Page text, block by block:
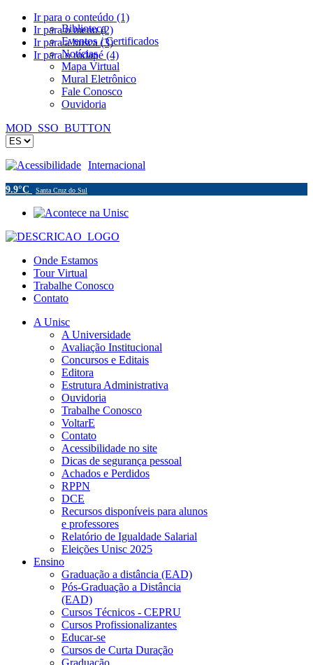
Ir para o conteúdo (1)
Ir para o menu (2)
Ir para a busca (3)
Ir para o rodapé (4)
Biblioteca
Eventos / Certificados
Notícias
Mapa Virtual
Mural Eletrônico
Fale Conosco
Ouvidoria
MOD_SSO_BUTTON
Acessibilidade Internacional
9.9°C Santa Cruz do Sul
Onde Estamos
Tour Virtual
Trabalhe Conosco
Contato
A Unisc
A Universidade
Avaliação Institucional
Concursos e Editais
Editora
Estrutura Administrativa
Ouvidoria
Trabalhe Conosco
VoltarE
Contato
Acessibilidade no site
Dicas de segurança pessoal
Achados e Perdidos
RPPN
DCE
Recursos disponíveis para alunos
e professores
Relatório de Igualdade Salarial
Eleições Unisc 2025
Ensino
Graduação a distância (EAD)
Pós-Graduação a Distância
(EAD)
Cursos Técnicos - CEPRU
Cursos Profissionalizantes
Educar-se
Cursos de Curta Duração
Graduação